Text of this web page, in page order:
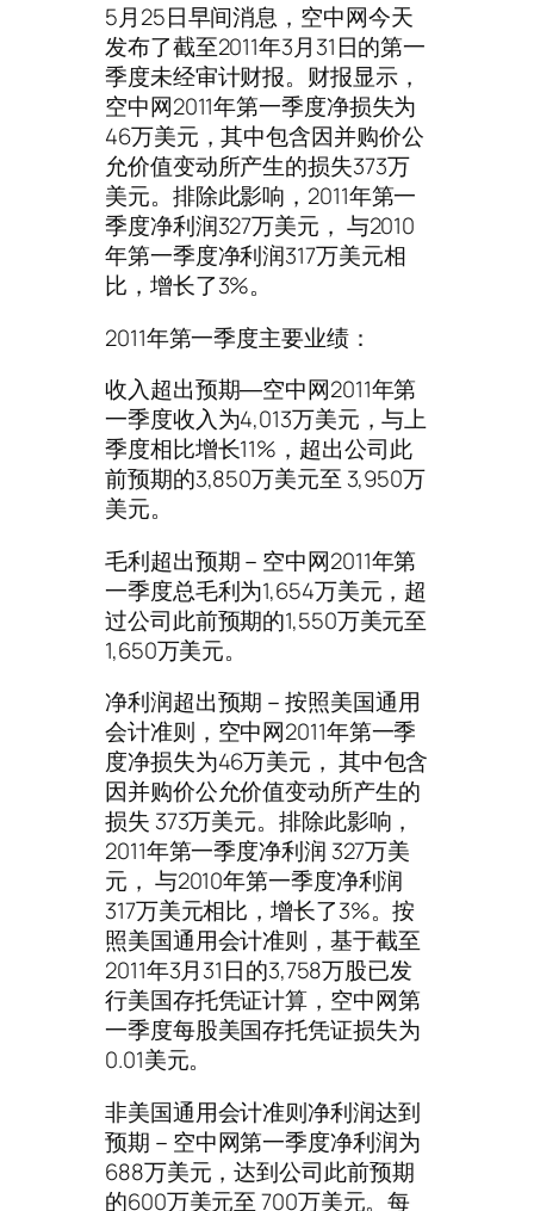
5月25日早间消息，空中网今天
发布了截至2011年3月31日的第一
季度未经审计财报。财报显示，
空中网2011年第一季度净损失为
46万美元，其中包含因并购价公
允价值变动所产生的损失373万
美元。排除此影响，2011年第一
季度净利润327万美元， 与2010
年第一季度净利润317万美元相
比，增长了3%。
2011年第一季度主要业绩：
收入超出预期―空中网2011年第
一季度收入为4,013万美元，与上
季度相比增长11%，超出公司此
前预期的3,850万美元至 3,950万
美元。
毛利超出预期－空中网2011年第
一季度总毛利为1,654万美元，超
过公司此前预期的1,550万美元至
1,650万美元。
净利润超出预期－按照美国通用
会计准则，空中网2011年第一季
度净损失为46万美元， 其中包含
因并购价公允价值变动所产生的
损失 373万美元。排除此影响，
2011年第一季度净利润 327万美
元， 与2010年第一季度净利润
317万美元相比，增长了3%。按
照美国通用会计准则，基于截至
2011年3月31日的3,758万股已发
行美国存托凭证计算，空中网第
一季度每股美国存托凭证损失为
0.01美元。
非美国通用会计准则净利润达到
预期－空中网第一季度净利润为
688万美元，达到公司此前预期
的600万美元至 700万美元。每